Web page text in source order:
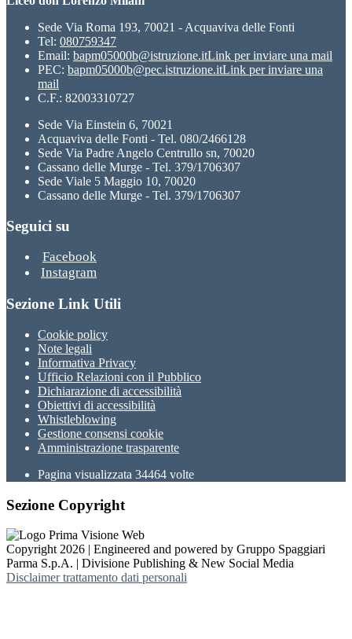
Sede Via Roma 193, 70021 - Acquaviva delle Fonti
Tel: 080759347
Email: bapm05000b@istruzione.itLink per inviare una mail
PEC: bapm05000b@pec.istruzione.itLink per inviare una
mail
C.F.: 82003310727
Sede Via Einstein 6, 70021
Acquaviva delle Fonti - Tel. 080/2466128
Sede Via Padre Angelo Centrullo sn, 70020
Cassano delle Murge - Tel. 379/1706307
Sede Viale 5 Maggio 10, 70020
Cassano delle Murge - Tel. 379/1706307
Seguici su
Facebook
Instagram
Sezione Link Utili
Cookie policy
Note legali
Informativa Privacy
Ufficio Relazioni con il Pubblico
Dichiarazione di accessibilità
Obiettivi di accessibilità
Whistleblowing
Gestione consensi cookie
Amministrazione trasparente
Pagina visualizzata 34464 volte
Sezione Copyright
Copyright 2026 | Engineered and powered by Gruppo Spaggiari
Parma S.p.A. | Divisione Publishing & New Social Media
Disclaimer trattamento dati personali